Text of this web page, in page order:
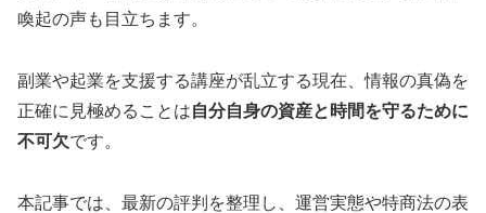
喚起の声も目立ちます。
副業や起業を支援する講座が乱立する現在、情報の真偽を
正確に見極めることは自分自身の資産と時間を守るために
不可欠です。
本記事では、最新の評判を整理し、運営実態や特商法の表